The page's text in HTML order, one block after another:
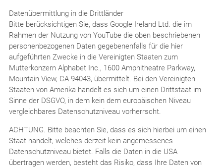
Datenübermittlung in die Drittländer
Bitte berücksichtigen Sie, dass Google Ireland Ltd. die im
Rahmen der Nutzung von YouTube die oben beschriebenen
personenbezogenen Daten gegebenenfalls für die hier
aufgeführten Zwecke in die Vereinigten Staaten zum
Mutterkonzern Alphabet Inc., 1600 Amphitheatre Parkway,
Mountain View, CA 94043, übermittelt. Bei den Vereinigten
Staaten von Amerika handelt es sich um einen Drittstaat im
Sinne der DSGVO, in dem kein dem europäischen Niveau
vergleichbares Datenschutzniveau vorherrscht.
ACHTUNG. Bitte beachten Sie, dass es sich hierbei um einen
Staat handelt, welches derzeit kein angemessenes
Datenschutzniveau bietet. Falls die Daten in die USA
übertragen werden, besteht das Risiko, dass Ihre Daten von